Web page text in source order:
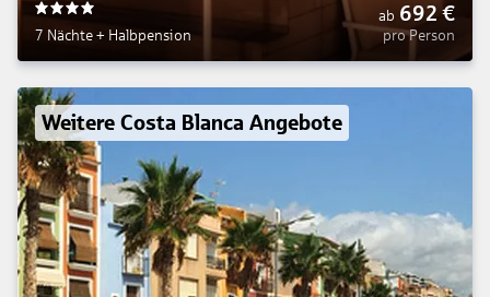
7 Nächte + Halbpension
ab 692€
pro Person
Weitere Costa Blanca Angebote